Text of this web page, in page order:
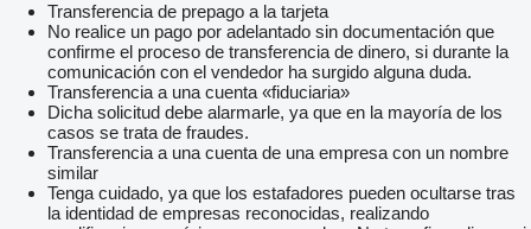
Transferencia de prepago a la tarjeta
No realice un pago por adelantado sin documentación que
confirme el proceso de transferencia de dinero, si durante la
comunicación con el vendedor ha surgido alguna duda.
Transferencia a una cuenta «fiduciaria»
Dicha solicitud debe alarmarle, ya que en la mayoría de los
casos se trata de fraudes.
Transferencia a una cuenta de una empresa con un nombre
similar
Tenga cuidado, ya que los estafadores pueden ocultarse tras
la identidad de empresas reconocidas, realizando